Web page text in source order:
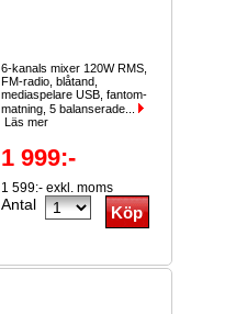
6-kanals mixer 120W RMS,
FM-radio, blåtand,
mediaspelare USB, fantom-
matning, 5 balanserade...
Läs mer
1 999:-
1 599:- exkl. moms
Antal